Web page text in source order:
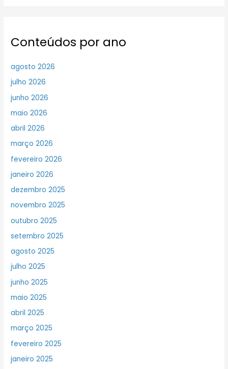
Conteúdos por ano
agosto 2026
julho 2026
junho 2026
maio 2026
abril 2026
março 2026
fevereiro 2026
janeiro 2026
dezembro 2025
novembro 2025
outubro 2025
setembro 2025
agosto 2025
julho 2025
junho 2025
maio 2025
abril 2025
março 2025
fevereiro 2025
janeiro 2025